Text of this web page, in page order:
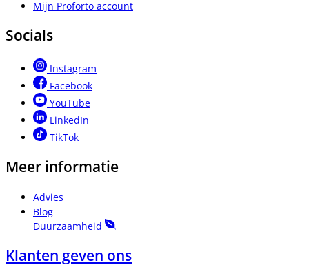
Mijn Proforto account
Socials
Instagram
Facebook
YouTube
LinkedIn
TikTok
Meer informatie
Advies
Blog
Duurzaamheid
Klanten geven ons